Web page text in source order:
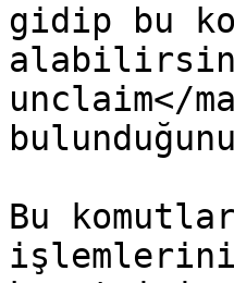
gidip bu
unclaim</
Bu